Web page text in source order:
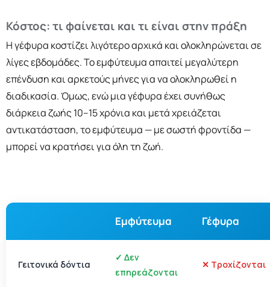
Κόστος: τι φαίνεται και τι είναι στην πράξη
Η γέφυρα κοστίζει λιγότερο αρχικά και ολοκληρώνεται σε
λίγες εβδομάδες. Το εμφύτευμα απαιτεί μεγαλύτερη
επένδυση και αρκετούς μήνες για να ολοκληρωθεί η
διαδικασία. Όμως, ενώ μια γέφυρα έχει συνήθως
διάρκεια ζωής 10–15 χρόνια και μετά χρειάζεται
αντικατάσταση, το εμφύτευμα — με σωστή φροντίδα —
μπορεί να κρατήσει για όλη τη ζωή.
Εμφύτευμα Γέφυρα
Γειτονικά δόντια
✓ Δεν
επηρεάζονται
✕ Τροχίζονται